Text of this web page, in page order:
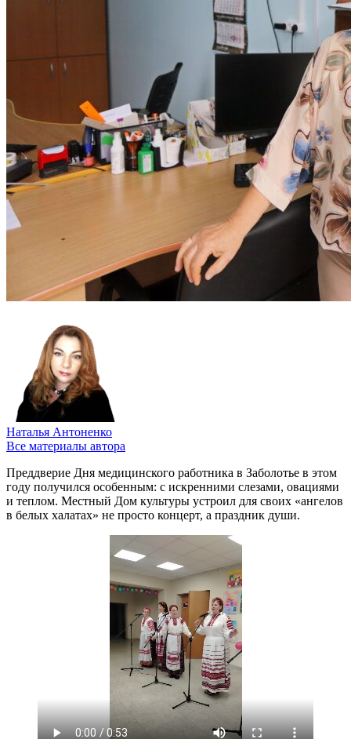
Наталья Антоненко
Все материалы автора
Преддверие Дня медицинского работника в Заболотье в этом
году получился особенным: с искренними слезами, овациями
и теплом. Местный Дом культуры устроил для своих «ангелов
в белых халатах» не просто концерт, а праздник души.